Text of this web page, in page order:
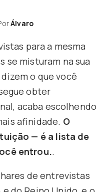
Álvaro
para a mesma
se misturam na sua
o que você
obter
acaba escolhendo
afinidade. O
— é a lista de
entrou..
de entrevistas